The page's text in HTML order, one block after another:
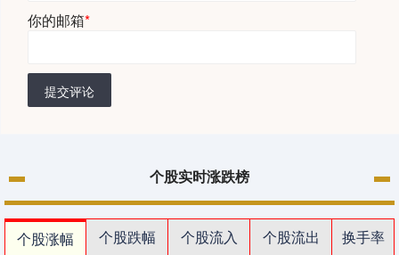
你的邮箱*
提交评论
个股实时涨跌榜
个股涨幅 个股跌幅 个股流入 个股流出
换手率